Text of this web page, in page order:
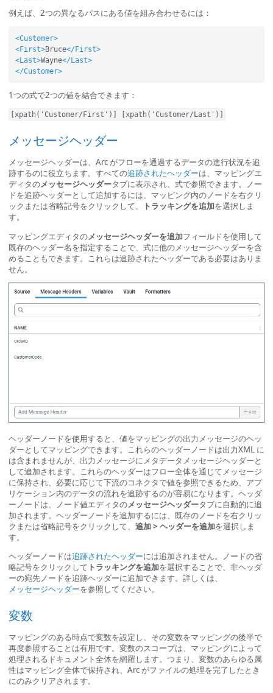
例えば、2つの異なるパスにある値を組み合わせるには：
<Customer>
<First>Bruce</First>
<Last>Wayne</Last>
</Customer>
1つの式で2つの値を結合できます：
[xpath('Customer/First')] [xpath('Customer/Last')]
メッセージヘッダー
メッセージヘッダーは、Arc がフローを通過するデータの進行状況を追
跡するのに役立ちます。すべての追跡されたヘッダーは、マッピングエ
ディタのメッセージヘッダータブに表示され、式で参照できます。ノー
ドを追跡ヘッダーとして追加するには、マッピング内のノードを右クリ
ックまたは省略記号をクリックして、
トラッキングを追加を選択しま
す。
マッピングエディタのメッセージヘッダーを追加フィールドを使用して
既存のヘッダー名を指定することで、式に他のメッセージヘッダーを含
めることもできます。これらは追跡されたヘッダーである必要はありま
せん。
ヘッダーノードを使用すると、値をマッピングの出力メッセージのヘッ
ダーとしてマッピングできます。これらのヘッダーノードは出力XML に
は含まれませんが、出力メッセージにメタデータメッセージヘッダーと
して追加されます。これらのヘッダーはフロー全体を通じてメッセージ
に保持され、必要に応じて下流のコネクタで値を参照できるため、アプ
リケーション内のデータの流れを追跡するのが容易になります。ヘッダ
ーノードは、ノード値エディタのメッセージヘッダータブに自動的に追
加されます。ヘッダーノードを追加するには、既存のノードを右クリッ
クまたは省略記号をクリックして、 追加 > ヘッダーを追加を選択しま
す。
ヘッダーノードは追跡されたヘッダーには追加されません。ノードの省
略記号をクリックして トラッキングを追加を選択することで、非ヘッダ
ーの宛先ノードを追跡ヘッダーに追加できます。詳しくは、
メッセージヘッダーを参照してください。
変数
マッピングのある時点で変数を設定し、その変数をマッピングの後半で
再度参照することは有用です。変数のスコープは、マッピングによって
処理されるドキュメント全体を網羅します。つまり、変数のあらゆる属
性はマッピング全体で保持され、Arc がファイルの処理を完了したとき
にのみクリアされます。